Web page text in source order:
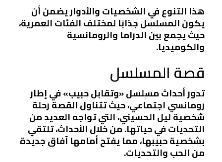
هذا التنوع في الشخصيات والأدوار يضمن أن
يكون المسلسل جذابًا لمختلف الفئات العمرية،
حيث يجمع بين الدراما والرومانسية
والكوميديا.
قصة المسلسل
تدور أحداث مسلسل «وتقابل حبيب» في إطار
رومانسي اجتماعي، حيث تتناول القصة رحلة
شخصية ليل الحسيني، التي تواجه العديد من
التحديات في حياتها. من خلال الأحداث، تلتقي
بشخصية حبيبها، مما يفتح أمامها آفاق جديدة
من الحب والتحديات.